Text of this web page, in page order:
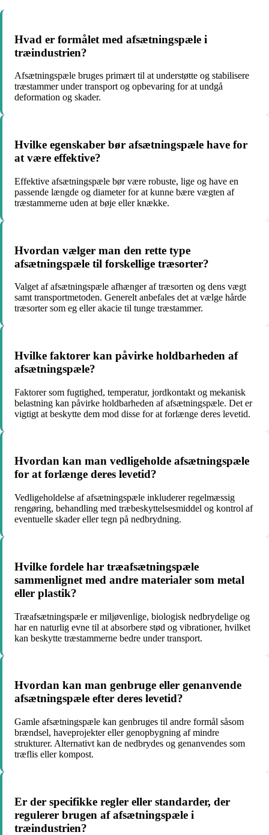
Hvad er formålet med afsætningspæle i
træindustrien?
Afsætningspæle bruges primært til at understøtte og stabilisere
træstammer under transport og opbevaring for at undgå
deformation og skader.
Hvilke egenskaber bør afsætningspæle have for
at være effektive?
Effektive afsætningspæle bør være robuste, lige og have en
passende længde og diameter for at kunne bære vægten af
træstammerne uden at bøje eller knække.
Hvordan vælger man den rette type
afsætningspæle til forskellige træsorter?
Valget af afsætningspæle afhænger af træsorten og dens vægt
samt transportmetoden. Generelt anbefales det at vælge hårde
træsorter som eg eller akacie til tunge træstammer.
Hvilke faktorer kan påvirke holdbarheden af
afsætningspæle?
Faktorer som fugtighed, temperatur, jordkontakt og mekanisk
belastning kan påvirke holdbarheden af afsætningspæle. Det er
vigtigt at beskytte dem mod disse for at forlænge deres levetid.
Hvordan kan man vedligeholde afsætningspæle
for at forlænge deres levetid?
Vedligeholdelse af afsætningspæle inkluderer regelmæssig
rengøring, behandling med træbeskyttelsesmiddel og kontrol af
eventuelle skader eller tegn på nedbrydning.
Hvilke fordele har træafsætningspæle
sammenlignet med andre materialer som metal
eller plastik?
Træafsætningspæle er miljøvenlige, biologisk nedbrydelige og
har en naturlig evne til at absorbere stød og vibrationer, hvilket
kan beskytte træstammerne bedre under transport.
Hvordan kan man genbruge eller genanvende
afsætningspæle efter deres levetid?
Gamle afsætningspæle kan genbruges til andre formål såsom
brændsel, haveprojekter eller genopbygning af mindre
strukturer. Alternativt kan de nedbrydes og genanvendes som
træflis eller kompost.
Er der specifikke regler eller standarder, der
regulerer brugen af afsætningspæle i
træindustrien?